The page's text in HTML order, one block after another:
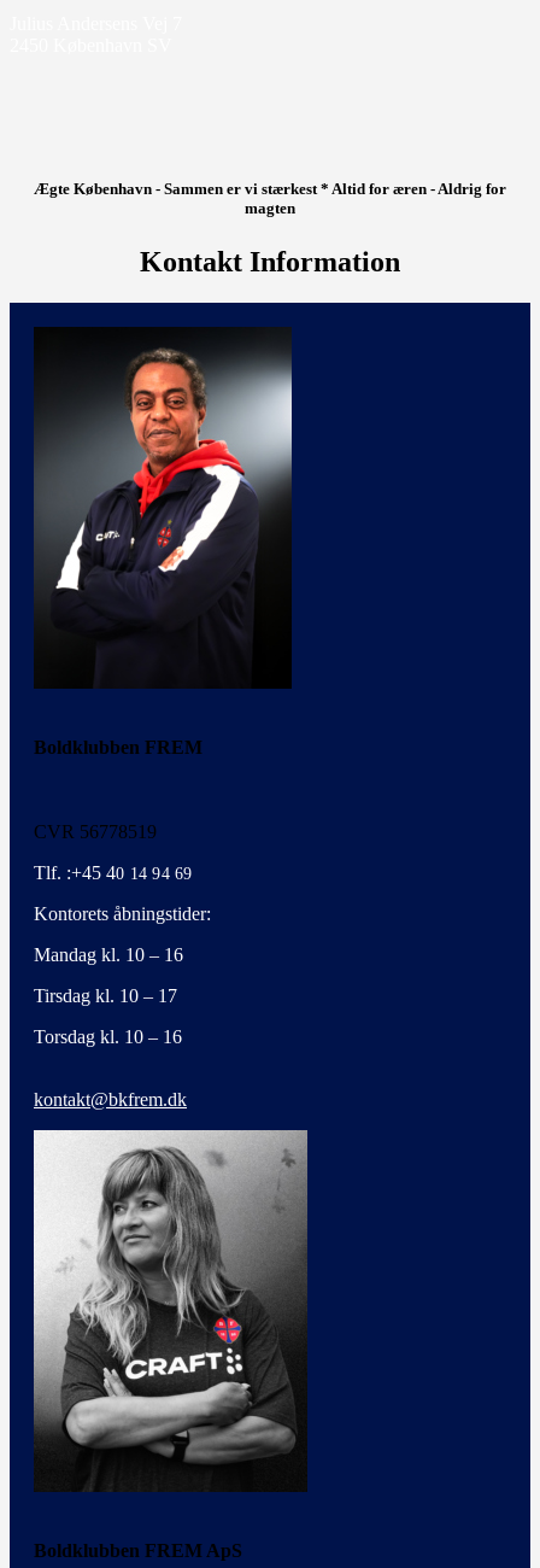
Ægte København - Sammen er vi stærkest * Altid for æren - Aldrig for
magten
Kontakt Information
Boldklubben FREM
CVR 56778519
Tlf. :+45 40 14 94 69
Kontorets åbningstider:
Mandag kl. 10 – 16
Tirsdag kl. 10 – 17
Torsdag kl. 10 – 16
kontakt@bkfrem.dk
Boldklubben FREM ApS